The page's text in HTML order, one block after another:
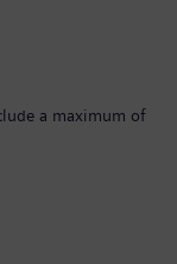
a maximum of